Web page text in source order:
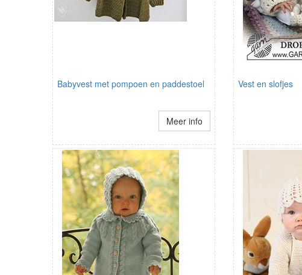
Babyvest met pompoen en paddestoel
Meer info
Vest en slofjes